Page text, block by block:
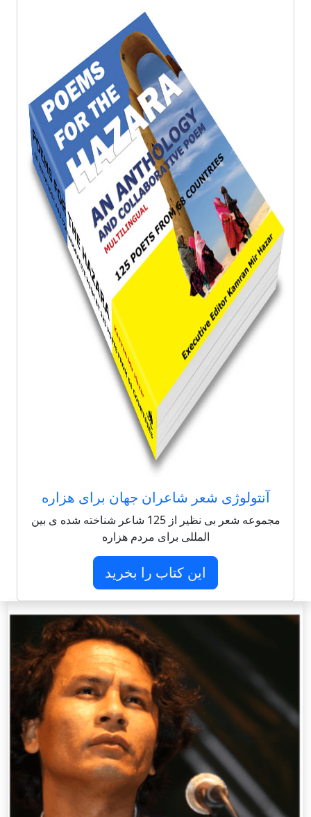
آنتولوژی شعر شاعران جهان برای هزاره
مجموعه شعر بی نظیر از 125 شاعر شناخته شده ی بین
المللی برای مردم هزاره
این کتاب را بخرید